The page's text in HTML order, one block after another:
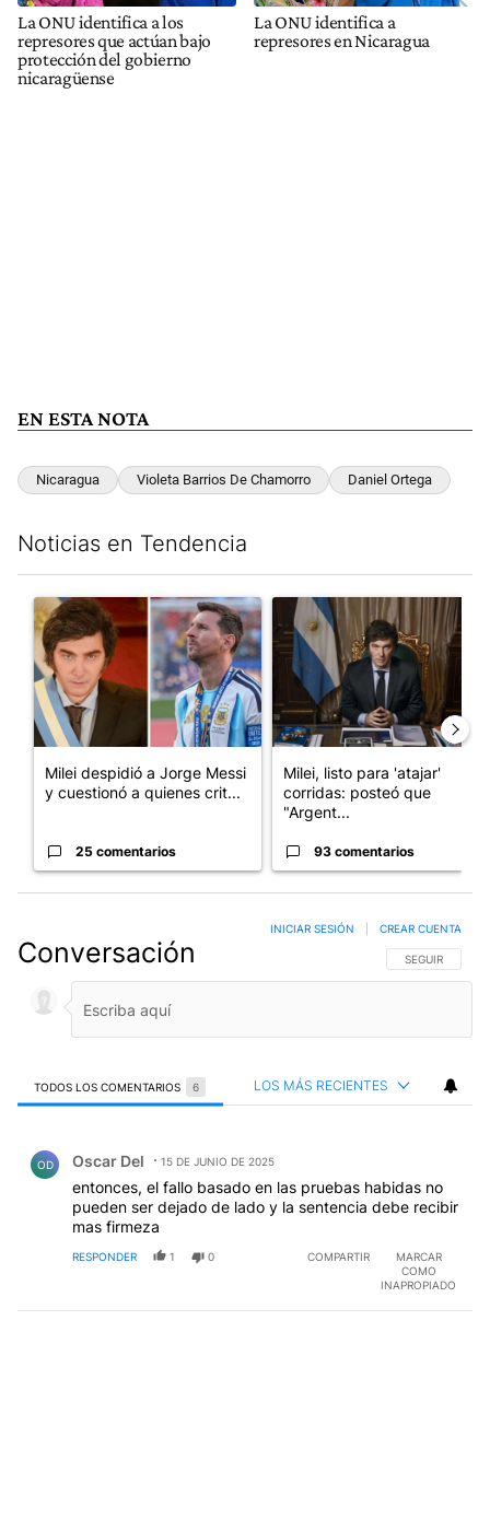
La ONU identifica a los
represores que actúan bajo
protección del gobierno
nicaragüense
La ONU identifica a
represores en Nicaragua
EN ESTA NOTA
Nicaragua Violeta Barrios De Chamorro Daniel Ortega
Noticias en Tendencia
Un artículo de tendencia con el título "Milei despidió a Jorge
Milei despidió a Jorge Messi
y cuestionó a quienes crit...
25 comentarios
Un artículo de tendencia
Milei, listo para 'atajar'
corridas: posteó que
"Argent...
93 comentarios
Conversación SIGA ESTA
SEGUIR
INICIAR SESIÓN CREAR CUENTA
TODOS LOS COMENTARIOS 6 LOS MÁS RECIENTES
OD Oscar Del 15 DE JUNIO DE 2025
entonces, el fallo basado en las pruebas habidas no
pueden ser dejado de lado y la sentencia debe recibir
mas firmeza
RESPONDER 1 0 COMPARTIR
MARCAR
COMO
INAPROPIADO